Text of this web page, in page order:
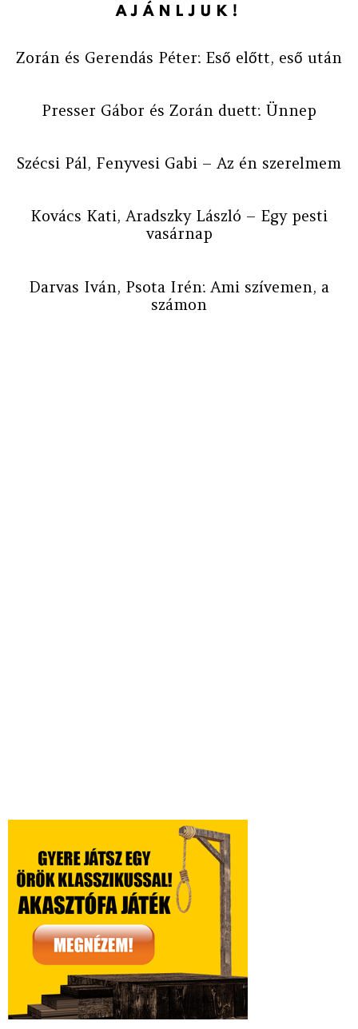
AJÁNLJUK!
Zorán és Gerendás Péter: Eső előtt, eső után
Presser Gábor és Zorán duett: Ünnep
Szécsi Pál, Fenyvesi Gabi – Az én szerelmem
Kovács Kati, Aradszky László – Egy pesti
vasárnap
Darvas Iván, Psota Irén: Ami szívemen, a
számon